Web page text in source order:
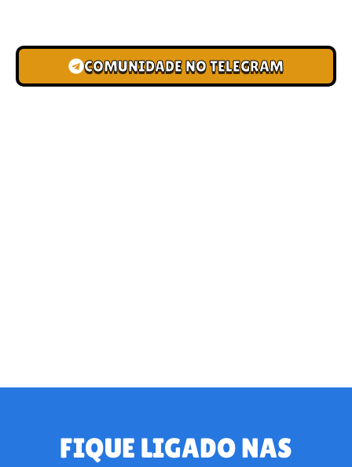
COMUNIDADE NO TELEGRAM
FIQUE LIGADO NAS